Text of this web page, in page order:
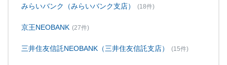
みらいバンク（みらいバンク支店） (18件)
京王NEOBANK (27件)
三井住友信託NEOBANK（三井住友信託支店） (15件)